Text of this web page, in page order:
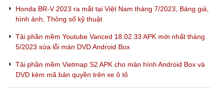
Honda BR-V 2023 ra mắt tại Việt Nam tháng 7/2023, Bảng giá,
hình ảnh, Thông số kỹ thuật
Tải phần mềm Youtube Vanced 18.02.33 APK mới nhất tháng
5/2023 sửa lỗi màn DVD Android Box
Tải phần mềm Vietmap S2 APK cho màn hình Android Box và
DVD kèm mã bản quyền trên xe ô tô